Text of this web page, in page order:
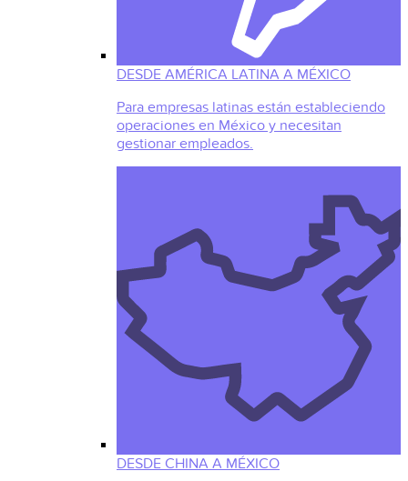
DESDE AMÉRICA LATINA A MÉXICO
Para empresas latinas están estableciendo
operaciones en México y necesitan
gestionar empleados.
DESDE CHINA A MÉXICO